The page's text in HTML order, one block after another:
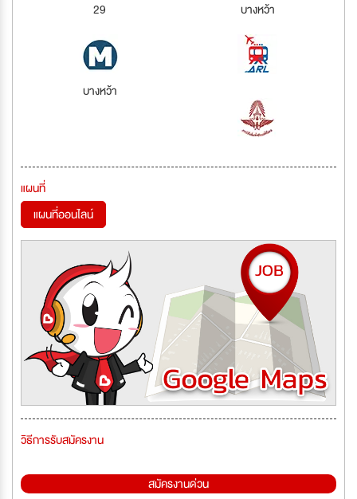
29 บางหว้า
บางหว้า
แผนที่
แผนที่ออนไลน์
วิธีการรับสมัครงาน
สมัครงานด่วน